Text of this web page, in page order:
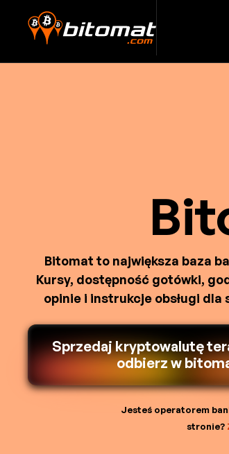
Bitomat to największa baza
Kursy, dostępność gotówki,
opinie i instrukcje obsługi
Sprzedaj kryptowalutę
odbierz w
Jesteś operatorem
stronie?